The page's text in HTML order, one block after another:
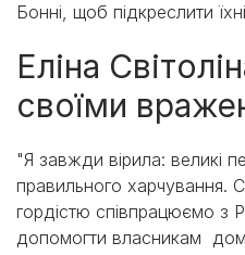
Бонні, щоб підкреслити
Еліна
своїми
"Я завжди вірила: великі
правильного харчування.
гордістю співпрацюємо з
допомогти власникам